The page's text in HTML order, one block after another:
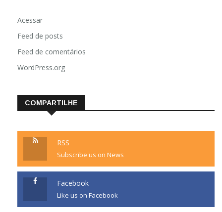
Acessar
Feed de posts
Feed de comentários
WordPress.org
COMPARTILHE
RSS
Subscribe us on News
Facebook
Like us on Facebook